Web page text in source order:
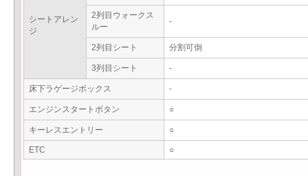
シートアレン
ジ
2列目ウォークス
ルー
-
2列目シート 分割可倒
3列目シート -
床下ラゲージボックス -
エンジンスタートボタン ○
キーレスエントリー ○
ETC ○